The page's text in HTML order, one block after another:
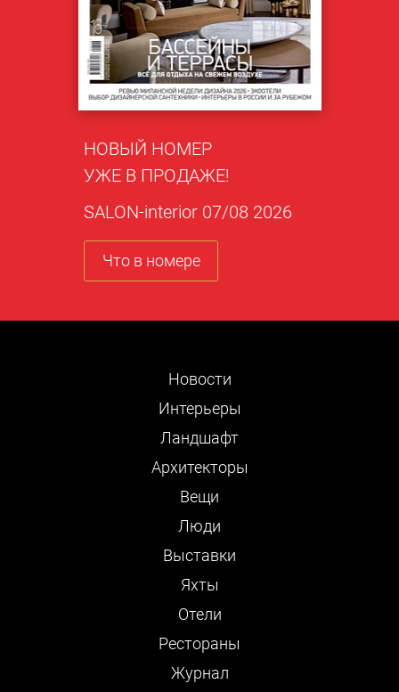
НОВЫЙ НОМЕР
УЖЕ В ПРОДАЖЕ!
SALON-interior 07/08 2026
Что в номере
Новости
Интерьеры
Ландшафт
Архитекторы
Вещи
Люди
Выставки
Яхты
Отели
Рестораны
Журнал